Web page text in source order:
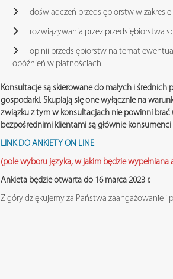
doświadczeń przedsiębiorstw w
rozwiązywania przez przedsiębiorstwa
opinii przedsiębiorstw na temat
opóźnień w płatnościach.
Konsultacje są skierowane do małych i
gospodarki. Skupiają się one wyłącznie na
związku z tym w konsultacjach nie powinni brać
bezpośrednimi klientami są głównie
LINK DO ANKIETY ON LINE
(pole wyboru języka, w jakim będzie wypełniana
Ankieta będzie otwarta do 16 marca 2023 r.
Z góry dziękujemy za Państwa zaangażowanie i